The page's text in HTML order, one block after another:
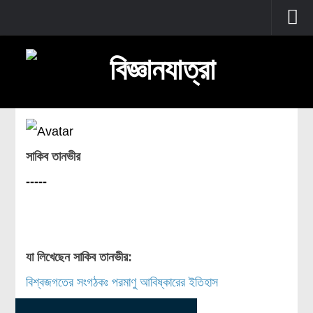
প্রচ্ছদ
রোগ ও চিকিৎসা
অণুজীববিজ্ঞান
সাকিব তানভীর
-----
যা লিখেছেন সাকিব তানভীর:
বিশ্বজগতের সংগঠকঃ পরমাণু আবিষ্কারের ইতিহাস